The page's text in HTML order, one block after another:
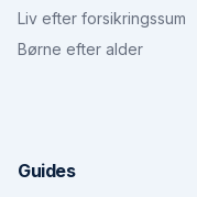
Liv efter forsikringssum
Børne efter alder
Guides